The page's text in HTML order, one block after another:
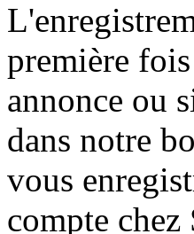
première
annonce ou
dans notre
vous
compte